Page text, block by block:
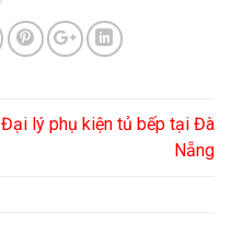
Đại lý phụ kiện tủ bếp tại Đà
Nẵng